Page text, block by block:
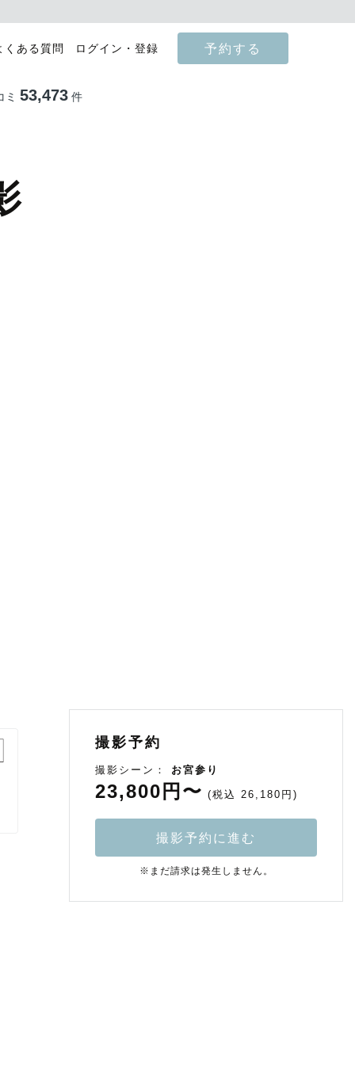
くある質問 ログイン・登録 予約する
ミ 53,473件
撮影予約
撮影シーン： お宮参り
23,800円〜 (税込 26,180円)
撮影予約に進む
※まだ請求は発生しません。